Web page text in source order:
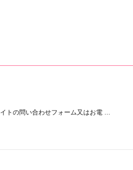
トの問い合わせフォーム又はお電 ...